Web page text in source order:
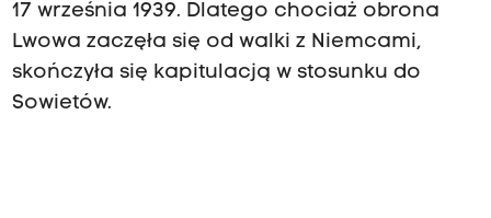
17 września 1939. Dlatego chociaż obrona
Lwowa zaczęła się od walki z Niemcami,
skończyła się kapitulacją w stosunku do
Sowietów.